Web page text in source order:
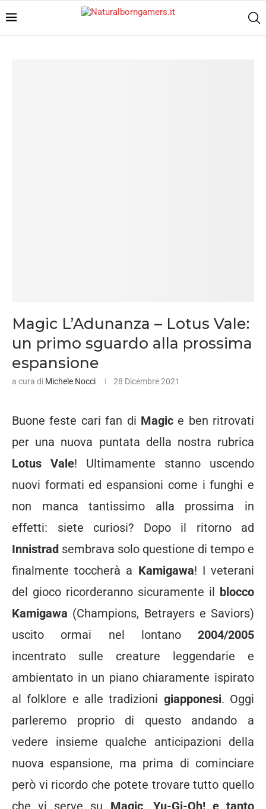
Magic L’Adunanza – Lotus Vale:
un primo sguardo alla prossima
espansione
a cura di Michele Nocci 28 Dicembre 2021
Buone feste cari fan di Magice ben ritrovati
per una nuova puntata della nostra rubrica
Lotus Vale! Ultimamente stanno uscendo
nuovi formati ed espansioni come i funghi e
non manca tantissimo alla prossima in
effetti: siete curiosi? Dopo il ritorno ad
Innistrad sembrava solo questione di tempo e
finalmente toccherà a Kamigawa! I veterani
del gioco ricorderanno sicuramente il blocco
Kamigawa (Champions, Betrayers e Saviors)
uscito ormai nel lontano 2004/2005
incentrato sulle creature leggendarie e
ambientato in un piano chiaramente ispirato
al folklore e alle tradizioni giapponesi. Oggi
parleremo proprio di questo andando a
vedere insieme qualche anticipazioni della
nuova espansione, ma prima di cominciare
però vi ricordo che potete trovare tutto quello
che vi serve su Magic, Yu-Gi-Oh! e tanto